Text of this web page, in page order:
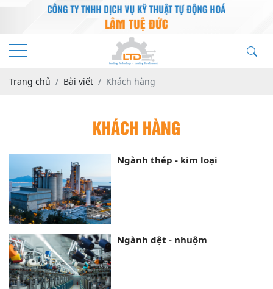
Trang chủ Bài viết Khách hàng
KHÁCH HÀNG
Ngành thép - kim loại
Ngành dệt - nhuộm